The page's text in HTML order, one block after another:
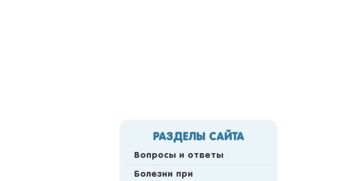
РАЗДЕЛЫ САЙТА
Вопросы и ответы
Болезни при